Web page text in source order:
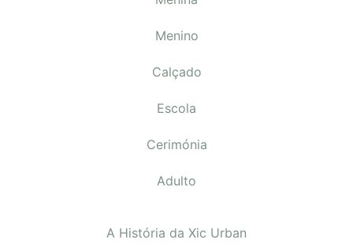
Menino
Calçado
Escola
Cerimónia
Adulto
A História da Xic Urban